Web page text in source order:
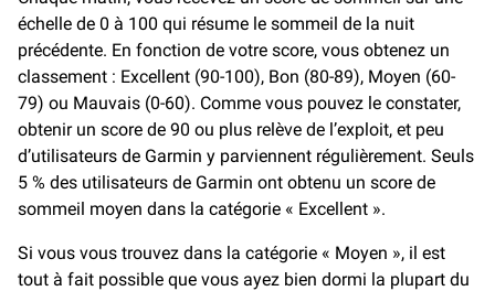
échelle de 0 à 100 qui résume le sommeil de la nuit
précédente. En fonction de votre score, vous obtenez un
classement : Excellent (90-100), Bon (80-89), Moyen (60-
79) ou Mauvais (0-60). Comme vous pouvez le constater,
obtenir un score de 90 ou plus relève de l’exploit, et peu
d’utilisateurs de Garmin y parviennent régulièrement. Seuls
5 % des utilisateurs de Garmin ont obtenu un score de
sommeil moyen dans la catégorie « Excellent ».
Si vous vous trouvez dans la catégorie « Moyen », il est
tout à fait possible que vous ayez bien dormi la plupart du